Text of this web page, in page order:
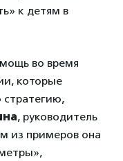
к детям в
во время
которые
стратегию,
, руководитель
из примеров она